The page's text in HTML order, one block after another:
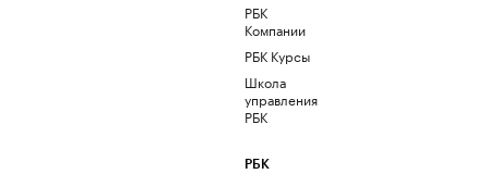
РБК
Компании
РБК Курсы
Школа
управления
РБК
РБК